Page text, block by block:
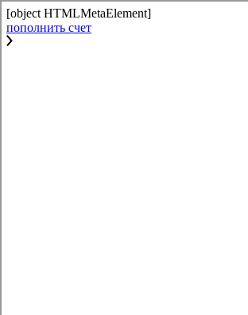
[object HTMLMetaElement]
пополнить счет